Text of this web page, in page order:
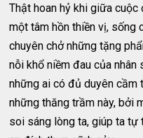
Thật hoan hỷ khi giữa cuộc
một tâm hồn thiền vị, sống
chuyên chở những tặng
nỗi khổ niềm đau của nhân
những ai có đủ duyên cầm
những thăng trầm này, bởi
soi sáng lòng ta, giúp ta